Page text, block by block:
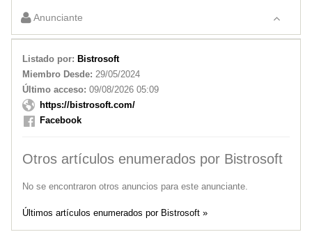
Anunciante
Listado por: Bistrosoft
Miembro Desde: 29/05/2024
Último acceso: 09/08/2026 05:09
https://bistrosoft.com/
Facebook
Otros artículos enumerados por Bistrosoft
No se encontraron otros anuncios para este anunciante.
Últimos artículos enumerados por Bistrosoft »